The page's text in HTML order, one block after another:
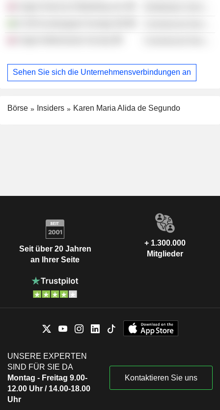
Sehen Sie sich die Unternehmensverbindungen an
Börse Insiders Karen Maria Alida de Segundo
Seit über 20 Jahren
an Ihrer Seite
+ 1.300.000
Mitglieder
UNSERE EXPERTEN
SIND FÜR SIE DA
Montag - Freitag 9.00-
12.00 Uhr / 14.00-18.00
Uhr
Kontaktieren Sie uns